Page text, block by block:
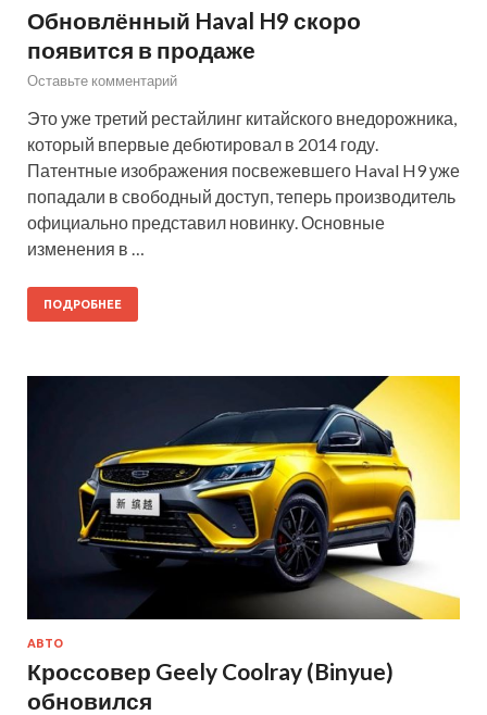
Обновлённый Haval H9 скоро
появится в продаже
Оставьте комментарий
Это уже третий рестайлинг китайского внедорожника,
который впервые дебютировал в 2014 году.
Патентные изображения посвежевшего Haval H9 уже
попадали в свободный доступ, теперь производитель
официально представил новинку. Основные
изменения в …
ПОДРОБНЕЕ
АВТО
Кроссовер Geely Coolray (Binyue)
обновился